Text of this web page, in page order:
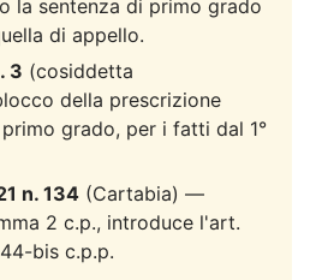
la sentenza di primo grado
di appello.
3 (cosiddetta
della prescrizione
grado, per i fatti dal 1°
n. 134 (Cartabia) —
2 c.p., introduce l'art.
bis c.p.p.